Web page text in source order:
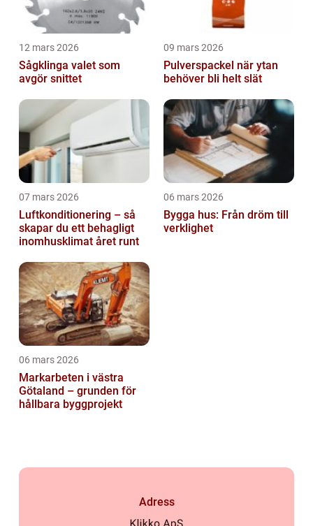
12 mars 2026
Sågklinga valet som
avgör snittet
09 mars 2026
Pulverspackel när ytan
behöver bli helt slät
07 mars 2026
Luftkonditionering – så
skapar du ett behagligt
inomhusklimat året runt
06 mars 2026
Bygga hus: Från dröm till
verklighet
06 mars 2026
Markarbeten i västra
Götaland – grunden för
hållbara byggprojekt
Adress